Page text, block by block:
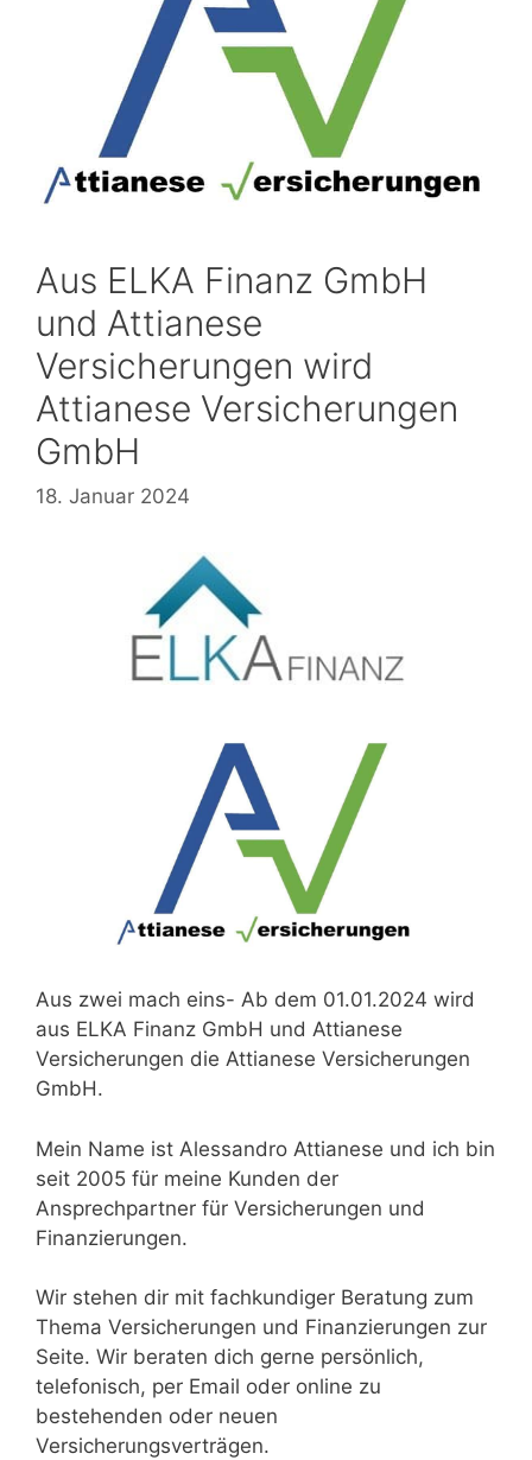
Aus ELKA Finanz GmbH
und Attianese
Versicherungen wird
Attianese Versicherungen
GmbH
18. Januar 2024
Aus zwei mach eins- Ab dem 01.01.2024 wird
aus ELKA Finanz GmbH und Attianese
Versicherungen die Attianese Versicherungen
GmbH.
Mein Name ist Alessandro Attianese und ich bin
seit 2005 für meine Kunden der
Ansprechpartner für Versicherungen und
Finanzierungen.
Wir stehen dir mit fachkundiger Beratung zum
Thema Versicherungen und Finanzierungen zur
Seite. Wir beraten dich gerne persönlich,
telefonisch, per Email oder online zu
bestehenden oder neuen
Versicherungsverträgen.